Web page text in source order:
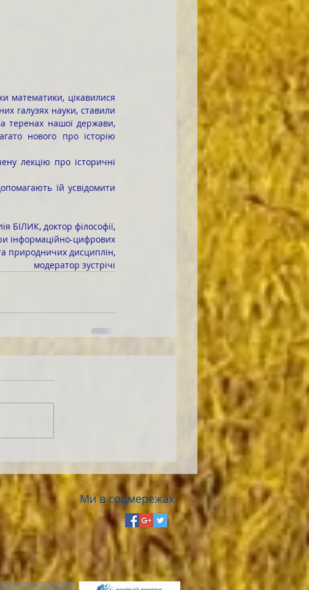
галузях науки, ставили
теренах нашої держави,
нового про історію
БІЛИК, доктор філософії,
інформаційно-цифрових
природничих дисциплін,
модератор зустрічі
Ми в соцмережах